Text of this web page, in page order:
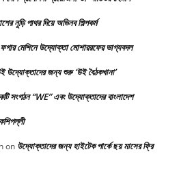
নুড়ি পাথর দিয়ে অভিনব শিল্পকর্ম
ফগার মেশিনে উদ্যোক্তা মোশাররফের ভাগ্যবদল
উদ্যোক্তাদের জন্য শুরু ‘উই বৈঠকখানা’
সংগঠন “WE” এবং উদ্যোক্তাদের বাংলাদেশ
on উদ্যোক্তাদের জন্য হাইটেক পার্কে ছয় মাসের ফ্রি